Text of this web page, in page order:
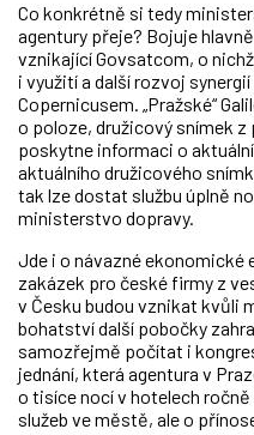
Co konkrétně si tedy
agentury přeje? Bojuje
vznikající Govsatcom, o
i využití a další rozvoj
Copernicusem. „Pražské“
o poloze, družicový snímek
poskytne informaci o
aktuálního družicového
tak lze dostat službu úplně
ministerstvo dopravy.
Jde i o návazné
zakázek pro české firmy z
v Česku budou vznikat kvůli
bohatství další pobočky
samozřejmě počítat i
jednání, která agentura v
o tisíce nocí v hotelech
služeb ve městě, ale o